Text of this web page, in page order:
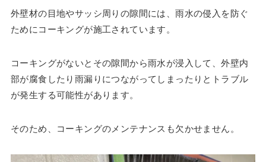
外壁材の目地やサッシ周りの隙間には、雨水の侵入を防ぐ
ためにコーキングが施工されています。
コーキングがないとその隙間から雨水が浸入して、外壁内
部が腐食したり雨漏りにつながってしまったりとトラブル
が発生する可能性があります。
そのため、コーキングのメンテナンスも欠かせません。